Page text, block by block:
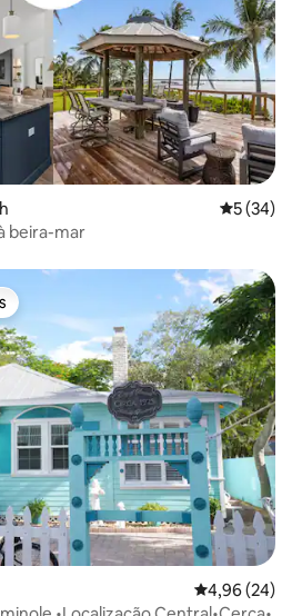
5 (34)
beira-mar
Classificação
4,96 (24)